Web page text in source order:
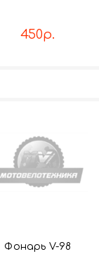
450р.
Фонарь V-98